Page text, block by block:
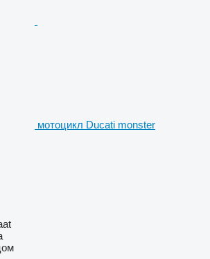
мотоцикл Ducati monster